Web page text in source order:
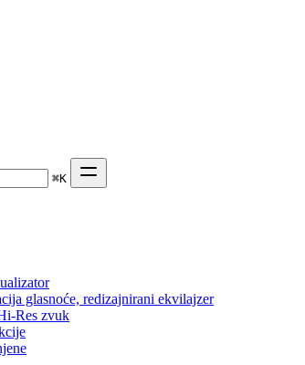
⌘K
glasnoće, redizajnirani ekvilajzer
Res zvuk